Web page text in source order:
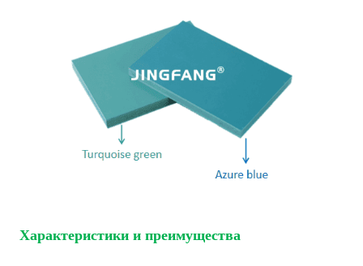
Характеристики и преимущества